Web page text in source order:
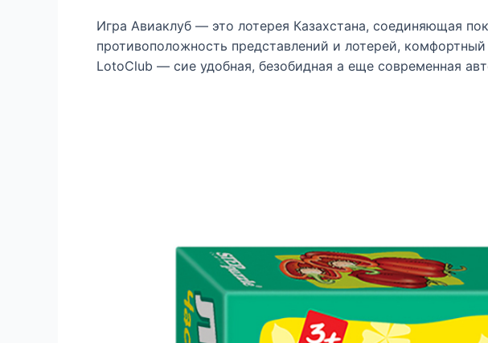
Игра Авиаклуб — это лотерея Казахстана, соединяющая
противоположность представлений и лотерей,
LotoClub — сие удобная, безобидная а еще современная